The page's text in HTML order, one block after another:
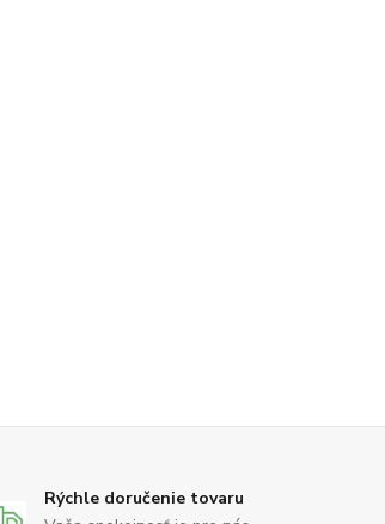
Rýchle doručenie tovaru